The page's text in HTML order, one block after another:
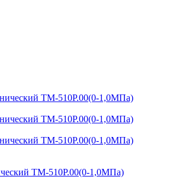
ТМ-510Р.00(0-1,0МПа)